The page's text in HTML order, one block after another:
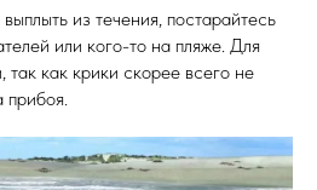
из течения, постарайтесь
или кого-то на пляже. Для
так как крики скорее всего не
прибоя.